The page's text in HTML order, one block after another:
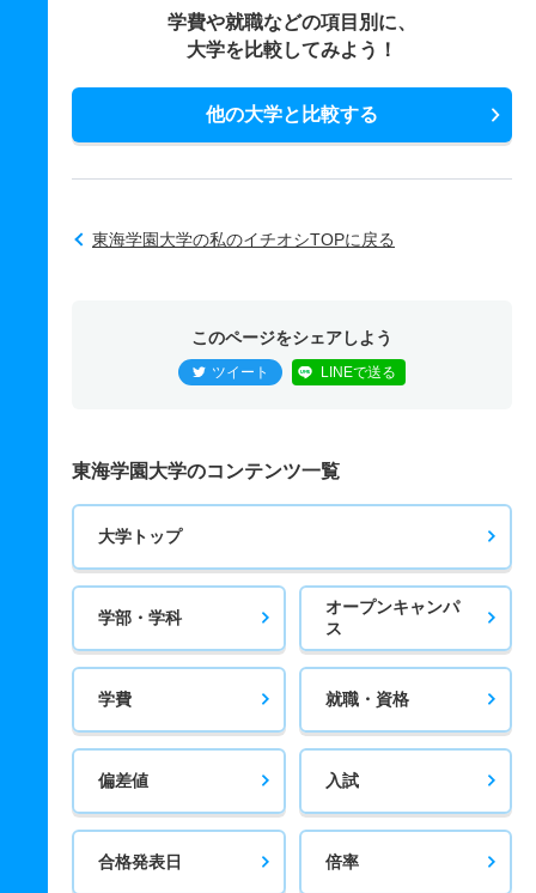
学費や就職などの項目別に、
大学を比較してみよう！
他の大学と比較する
東海学園大学の私のイチオシTOPに戻る
このページをシェアしよう
ツイート LINEで送る
東海学園大学のコンテンツ一覧
大学トップ
学部・学科
オープンキャンパ
ス
学費 就職・資格
偏差値 入試
合格発表日 倍率